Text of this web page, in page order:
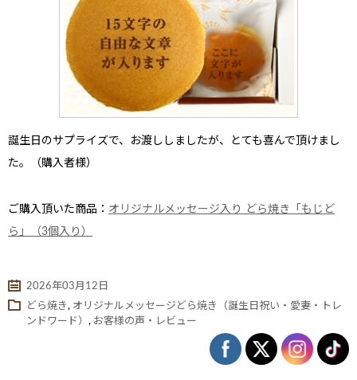
誕生日のサプライズで、お渡ししましたが、とても喜んで頂けまし
た。（購入者様）
ご購入頂いた商品： オリジナルメッセージ入り どら焼き「もじど
ら」（3個入り）
2026年03月12日
どら焼き, オリジナルメッセージどら焼き（誕生日祝い・愛妻・トレ
ンドワード） , お客様の声・レビュー